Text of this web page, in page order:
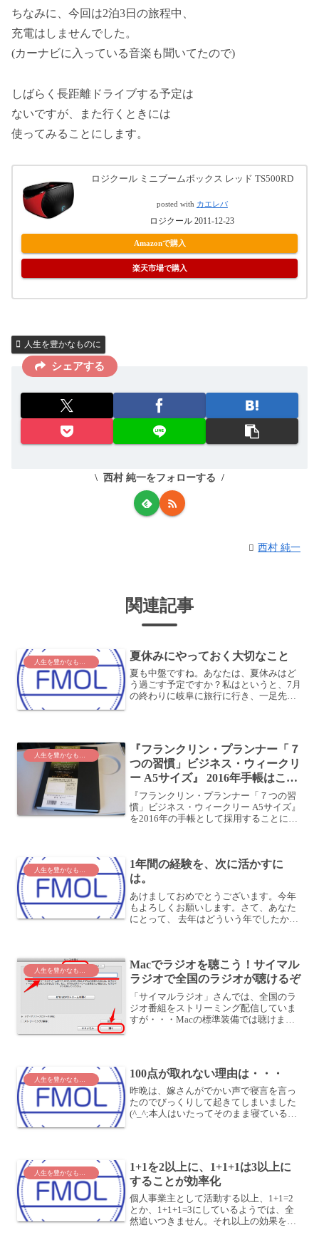
ちなみに、今回は2泊3日の旅程中、
充電はしませんでした。
(カーナビに入っている音楽も聞いてたので)
しばらく長距離ドライブする予定は
ないですが、また行くときには
使ってみることにします。
ロジクール ミニブームボックス レッド TS500RD
posted with カエレバ
ロジクール 2011-12-23
Amazonで購入
楽天市場で購入
人生を豊かなものに
シェアする
西村 純一をフォローする
西村 純一
関連記事
夏休みにやっておく大切なこと
夏も中盤ですね。あなたは、夏休みはど
う過ごす予定ですか？私はというと、7月
の終わりに岐阜に旅行に行き、一足先に
正月...
人生を豊かなものに
『フランクリン・プランナー「７
つの習慣」ビジネス・ウィークリ
ー A5サイズ』 2016年手帳はこれ
に決定
『フランクリン・プランナー「７つの習
慣」ビジネス・ウィークリー A5サイズ』
を2016年の手帳として採用することにし
人生を豊かなものに
1年間の経験を、次に活かすに
は。
あけましておめでとうございます。今年
もよろしくお願いします。さて、あなた
にとって、 去年はどういう年でしたか？
ると、沢山の出来事があ...
人生を豊かなものに
Macでラジオを聴こう！サイマル
ラジオで全国のラジオが聴けるぞ
「サイマルラジオ」さんでは、全国のラ
ジオ番組をストリーミング配信していま
すが・・・Macの標準装備では聴けませ
100点が取れない理由は・・・
昨晩は、嫁さんがでかい声で寝言を言っ
たのでびっくりして起きてしまいました
(^_^;本人はいたってそのまま寝ているの
るなら、15...
人生を豊かなものに
1+1を2以上に、1+1+1は3以上に
することが効率化
個人事業主として活動する以上、1+1=2
とか、1+1+1=3にしているようでは、全
然追いつきません。それ以上の効果を生